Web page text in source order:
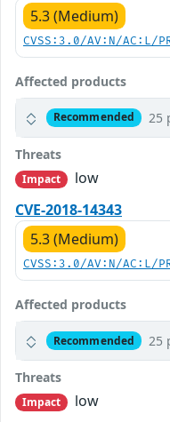
5.3 (Medium)
CVSS:3.0/AV:N/AC:L/
Affected products
Recommended 25
Threats
Impact
low
CVE-2018-14343
5.3 (Medium)
CVSS:3.0/AV:N/AC:L/
Affected products
Recommended 25
Threats
Impact
low